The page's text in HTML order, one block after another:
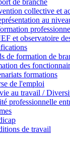
collective et
au
et observatoire
de formation de
des
formations
de l'emploi
au travail /
professionnelle
de travail